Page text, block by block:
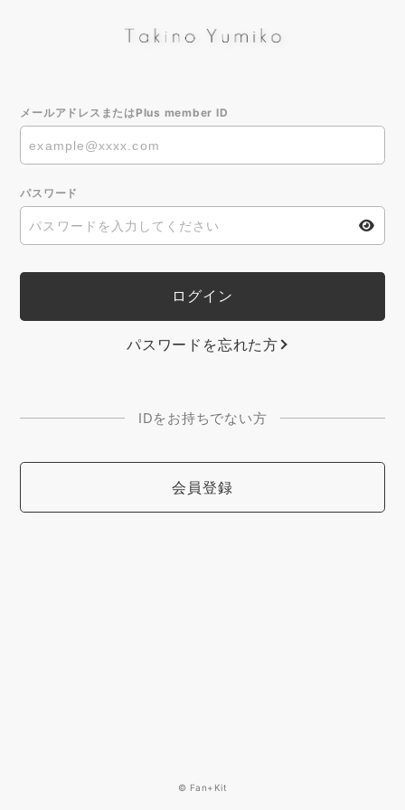
メールアドレスまたはPlus member ID
パスワード
パスワードを忘れた方
IDをお持ちでない方
会員登録
© Fan+Kit